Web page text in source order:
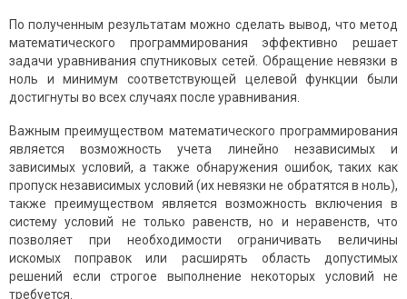
По полученным результатам можно сделать вывод, что метод
математического программирования эффективно решает
задачи уравнивания спутниковых сетей. Обращение невязки в
ноль и минимум соответствующей целевой функции были
достигнуты во всех случаях после уравнивания.
Важным преимуществом математического программирования
является возможность учета линейно независимых и
зависимых условий, а также обнаружения ошибок, таких как
пропуск независимых условий (их невязки не обратятся в ноль),
также преимуществом является возможность включения в
систему условий не только равенств, но и неравенств, что
позволяет при необходимости ограничивать величины
искомых поправок или расширять область допустимых
решений если строгое выполнение некоторых условий не
требуется.